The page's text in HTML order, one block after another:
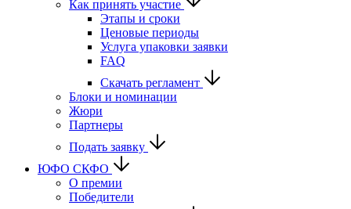
Как принять участие
Этапы и сроки
Ценовые периоды
Услуга упаковки заявки
FAQ
Скачать регламент
Блоки и номинации
Жюри
Партнеры
Подать заявку
ЮФО СКФО
О премии
Победители